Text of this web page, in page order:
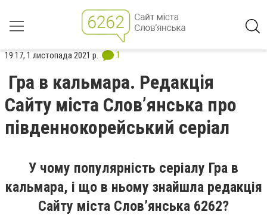
19:17, 1 листопада 2021 р. 1
Гра в кальмара. Редакція
Сайту міста Слов’янська про
південнокорейський серіал
У чому популярність серіалу Гра в
кальмара, і що в ньому знайшла редакція
Сайту міста Слов’янська 6262?